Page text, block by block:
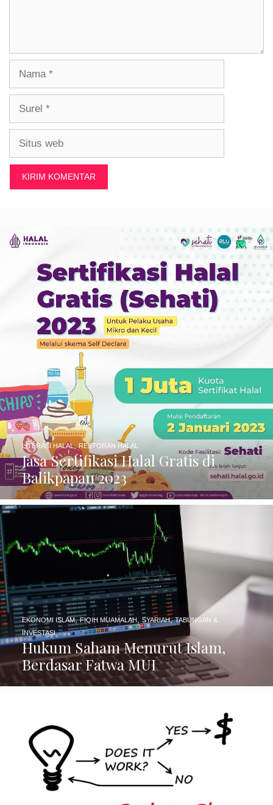
Nama
Surel
Situs
Jasa Sertifikasi Halal Gratis di
Balikpapan 2023
LITERASI HALAL, RESTORAN HALAL
Hukum Saham Menurut Islam,
Berdasar Fatwa MUI
EKONOMI ISLAM,FIQIH MUAMALAH SYARIAH,TABUNGAN &
INVESTASI